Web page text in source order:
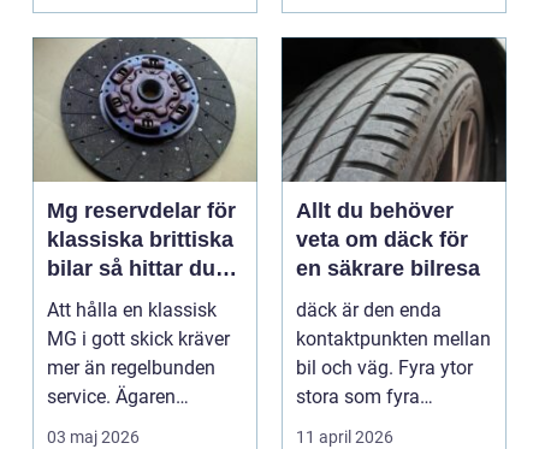
Mg reservdelar för
klassiska brittiska
bilar så hittar du
rätt delar
Att hålla en klassisk
MG i gott skick kräver
mer än regelbunden
service. Ägaren
behöver också ha kol...
03 maj 2026
Allt du behöver
veta om däck för
en säkrare bilresa
däck är den enda
kontaktpunkten mellan
bil och väg. Fyra ytor
stora som fyra
handflator avgör
11 april 2026